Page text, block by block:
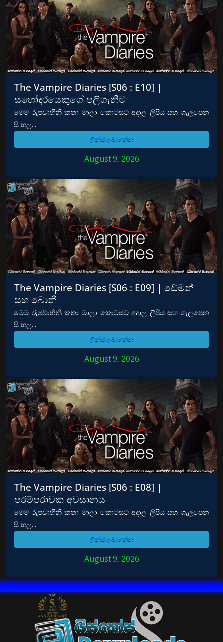
The Vampire Diaries [S06 : E10] |
සහෝදරයෙකුගේ පලිගැනීම
මෙම රුපවාහිනී කතා මාලා කොටසට අදාල ලිපිය සහ ගැලපෙන
සිංහල...
ලින්ක් ලබාගන්න
August 9, 2026
The Vampire Diaries [S06 : E09] | ඩේමන්
සහ බොනී
මෙම රුපවාහිනී කතා මාලා කොටසට අදාල ලිපිය සහ ගැලපෙන
සිංහල...
ලින්ක් ලබාගන්න
August 9, 2026
The Vampire Diaries [S06 : E08] |
පරම්පරාවක අවසානය
මෙම රුපවාහිනී කතා මාලා කොටසට අදාල ලිපිය සහ ගැලපෙන
සිංහල...
ලින්ක් ලබාගන්න
August 9, 2026